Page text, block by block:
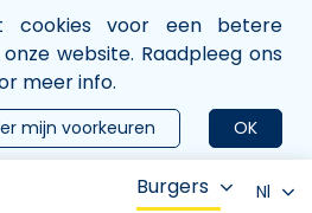
cookies voor een betere
website. Raadpleeg ons
meer info.
OK
mijn voorkeuren
Burgers Nl